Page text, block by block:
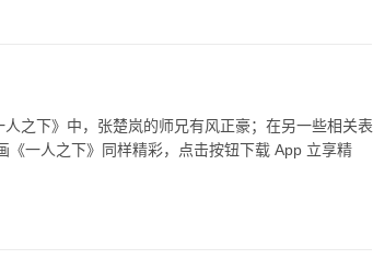
之下》中，张楚岚的师兄有风正豪；在另一些相关表
一人之下》同样精彩，点击按钮下载 App 立享精